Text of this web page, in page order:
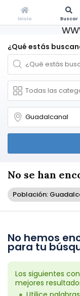
¿Qué estás
No se han
Población:
No hemos
para tu
Los siguientes
mejores
Inicio Buscar